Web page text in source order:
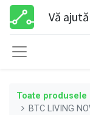
Vă
Toate produsele
BTC LIVING